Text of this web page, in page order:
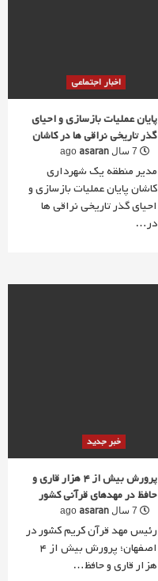
اخبار اجتماعی
پایان عملیات بازسازی و احیای
گذر تاریخی نراقی ها در کاشان
asaran
مدیر منطقه یک شهرداری
کاشان پایان عملیات بازسازی و
احیای گذر تاریخی نراقی ها
در…
خبر جدید
پرورش بیش از 4 هزار قاری و
حافظ در مهدهای قرآنی کشور
asaran
رئیس مهد قرآن کریم کشور در
اصفهان؛ پرورش بیش از 4
هزار قاری و حافظ…